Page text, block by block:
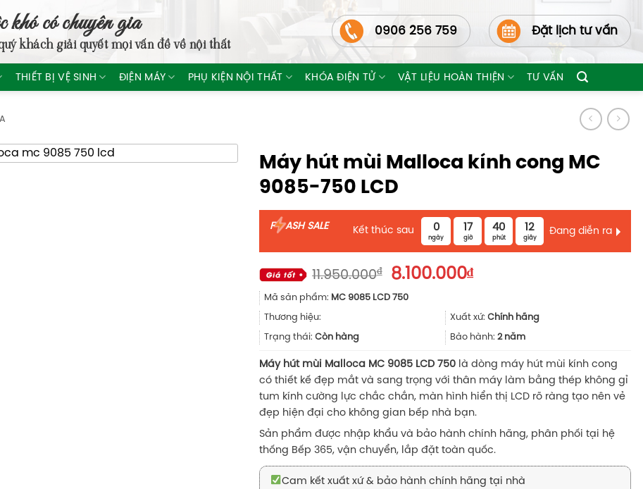
có chuyên gia
khách giải quyết mọi vấn đề về nội thất
0906 256 759 Đặt lịch tư vấn
THIẾT BỊ VỆ SINH ĐIỆN MÁY PHỤ KIỆN NỘI THẤT KHÓA ĐIỆN TỬ VẬT LIỆU HOÀN THIỆN TƯ VẤN
Máy hút mùi Malloca kính cong MC
9085-750 LCD
F ASH SALE Kết thúc sau 0
ngày
17
giờ
40
phút
10
giây
Đang diễn ra
11.950.000₫
Giá
là:
11.950.000₫.
8.100.000₫Giá
là:
8.100.000₫.
Mã sản phẩm: MC 9085 LCD 750
Thương hiệu: Xuất xứ: Chính hãng
Trạng thái: Còn hàng Bảo hành: 2 năm
Máy hút mùi Malloca MC 9085 LCD 750là dòng máy hút mùi kính cong
có thiết kế đẹp mắt và sang trọng với thân máy làm bằng thép không gỉ
tum kính cường lực chắc chắn, màn hình hiển thị LCD rõ ràng tạo nên vẻ
đẹp hiện đại cho không gian bếp nhà bạn.
Sản phẩm được nhập khẩu và bảo hành chính hãng, phân phối tại hệ
thống Bếp 365, vận chuyển, lắp đặt toàn quốc.
Cam kết xuất xứ & bảo hành chính hãng tại nhà